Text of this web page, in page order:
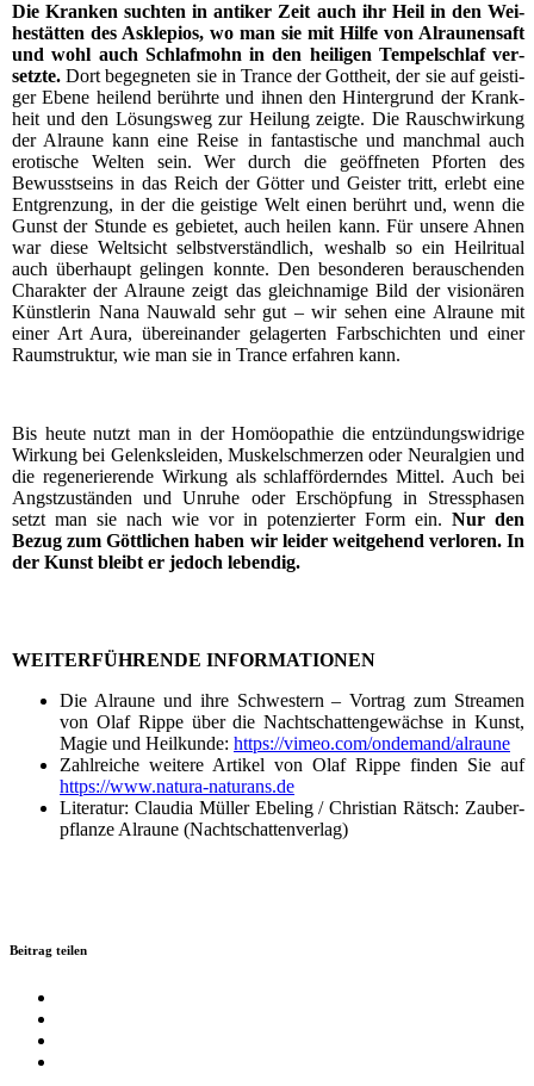
Die Kran­ken such­ten in anti­ker Zeit auch ihr Heil in den Wei­
he­stät­ten des Askle­pi­os, wo man sie mit Hil­fe von Alrau­nen­saft
und wohl auch Schlaf­mohn in den hei­li­gen Tem­pel­schlaf ver­
setz­te. Dort begeg­ne­ten sie in Trance der Gott­heit, der sie auf geis­ti­
ger Ebe­ne hei­lend berühr­te und ihnen den Hin­ter­grund der Krank­
heit und den Lösungs­weg zur Hei­lung zeig­te. Die Rausch­wir­kung
der Alrau­ne kann eine Rei­se in fan­tas­ti­sche und manch­mal auch
ero­ti­sche Wel­ten sein. Wer durch die geöff­ne­ten Pfor­ten des
Bewusst­seins in das Reich der Göt­ter und Geis­ter tritt, erlebt eine
Ent­gren­zung, in der die geis­ti­ge Welt einen berührt und, wenn die
Gunst der Stun­de es gebie­tet, auch hei­len kann. Für unse­re Ahnen
war die­se Welt­sicht selbst­ver­ständ­lich, wes­halb so ein Heil­ri­tu­al
auch über­haupt gelin­gen konn­te. Den beson­de­ren berau­schen­den
Cha­rak­ter der Alrau­ne zeigt das gleich­na­mi­ge Bild der visio­nä­ren
Künst­le­rin Nana Nau­wald sehr gut – wir sehen eine Alrau­ne mit
einer Art Aura, über­ein­an­der gela­ger­ten Farb­schich­ten und einer
Raum­struk­tur, wie man sie in Trance erfah­ren kann.
Bis heu­te nutzt man in der Homöo­pa­thie die ent­zün­dungs­wid­ri­ge
Wir­kung bei Gelenks­lei­den, Mus­kel­schmer­zen oder Neur­al­gi­en und
die rege­ne­rie­ren­de Wir­kung als schlaf­för­dern­des Mit­tel. Auch bei
Angst­zu­stän­den und Unru­he oder Erschöp­fung in Stress­pha­sen
setzt man sie nach wie vor in poten­zier­ter Form ein. Nur den
Bezug zum Gött­li­chen haben wir lei­der weit­ge­hend ver­lo­ren. In
der Kunst bleibt er jedoch lebendig.
WEITERFÜHRENDE INFORMATIONEN
Die Alrau­ne und ihre Schwes­tern – Vor­trag zum Strea­men
von Olaf Rip­pe über die Nacht­schat­ten­ge­wäch­se in Kunst,
Magie und Heil­kun­de: https://vimeo.com/ondemand/alraune
Zahl­rei­che wei­te­re Arti­kel von Olaf Rip­pe fin­den Sie auf
https://www.natura-naturans.de
Lite­ra­tur: Clau­dia Mül­ler Ebe­l­ing / Chris­ti­an Rätsch: Zau­ber­
pflan­ze Alrau­ne (Nacht­schat­ten­ver­lag)
Beitrag teilen